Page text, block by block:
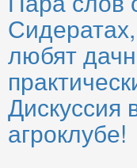
любят
Дискуссия
агроклубе!